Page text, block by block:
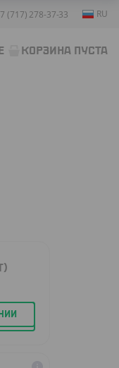
(717) 278-37-33 RU
КОРЗИНА ПУСТА